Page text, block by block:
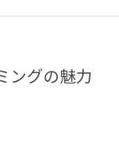
ングの魅力